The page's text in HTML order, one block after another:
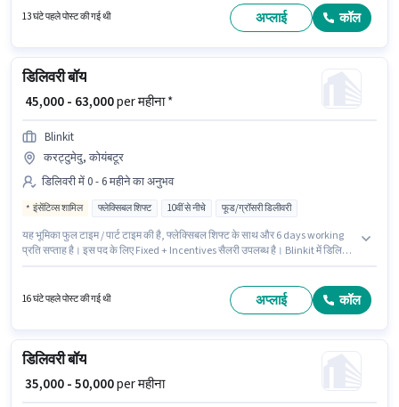
हैं। यह वैकेंसी वृंदावन सर्कल, कोयंबटूर में है। इस भूमिका के साथ अतिरिक्त लाभ जैसे
13 घंटे पहले पोस्ट की गई थी अप्लाई कॉल
डिलिवरी बॉय
₹ 45,000 - 63,000per महीना *
Blinkit
करट्टुमेदु, कोयंबटूर
डिलिवरी में 0 - 6 महीने का अनुभव
इंसेंटिव्स शामिल फ्लेक्सिबल शिफ्ट 10वीं से नीचे फूड/ग्रॉसरी डिलीवरी
यह भूमिका फुल टाइम / पार्ट टाइम की है, फ्लेक्सिबल शिफ्ट के साथ और 6 days working
प्रति सप्ताह है। इस पद के लिए Fixed + Incentives सैलरी उपलब्ध है। Blinkit में डिलिवरी
10वीं से नीचे योग्यता वाले उम्मीदवार आवेदन कर सकते हैं।
16 घंटे पहले पोस्ट की गई थी अप्लाई कॉल
डिलिवरी बॉय
₹ 35,000 - 50,000per महीना